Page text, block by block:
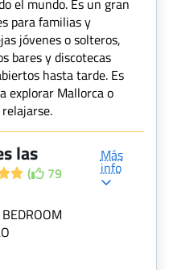
el mundo. Es un gran
para familias y
jóvenes o solteros,
bares y discotecas
hasta tarde. Es
explorar Mallorca o
las
(
79
Más
info